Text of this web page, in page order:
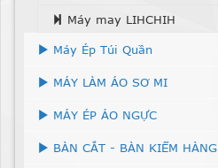
Máy may LIHCHIH
Máy Ép Túi Quần
MÁY LÀM ÁO SƠ MI
MÁY ÉP ÁO NGỰC
BÀN CẮT - BÀN KIỂM HÀNG